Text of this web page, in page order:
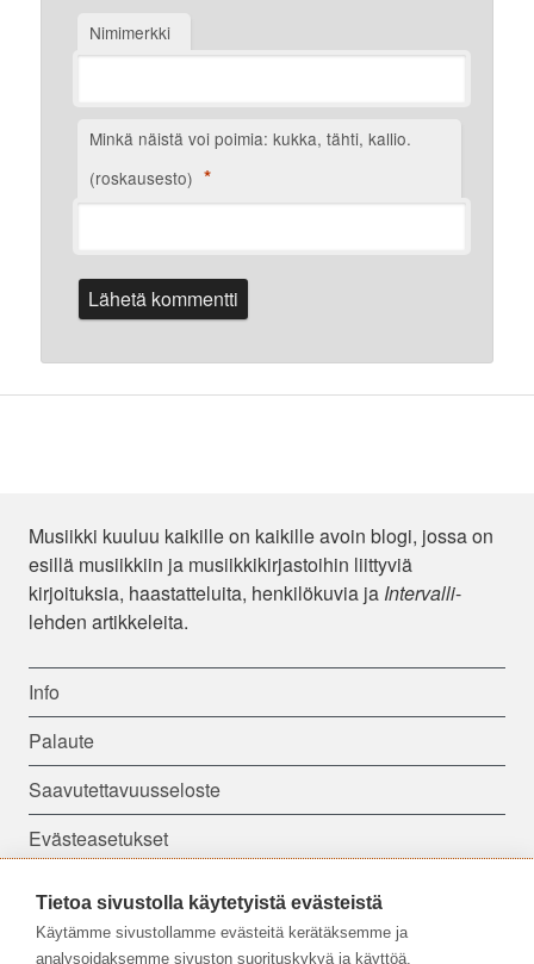
Nimimerkki
Minkä näistä voi poimia: kukka, tähti, kallio.
(roskausesto) *
Musiikki kuuluu kaikille on kaikille avoin blogi, jossa on
esillä musiikkiin ja musiikkikirjastoihin liittyviä
kirjoituksia, haastatteluita, henkilökuvia ja Intervalli-
lehden artikkeleita.
Info
Palaute
Saavutettavuusseloste
Evästeasetukset
Seuraa meitä:
Tietoa sivustolla käytetyistä evästeistä
Käytämme sivustollamme evästeitä kerätäksemme ja
analysoidaksemme sivuston suorituskykyä ja käyttöä,